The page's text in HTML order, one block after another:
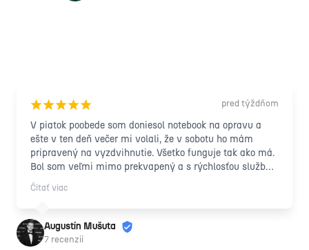
¡¡¡¡¡ pred týždňom
V piatok poobede som doniesol notebook na opravu a
ešte v ten deň večer mi volali, že v sobotu ho mám
pripravený na vyzdvihnutie. Všetko funguje tak ako má.
Bol som veľmi mimo prekvapený a s rýchlosťou služby
a taktiež s príjemným, ľudským prístupom
zamestnancov. Vrelo odporúčam každému ďalej!
Čítať viac
Augustín Mušuta
7 recenzií